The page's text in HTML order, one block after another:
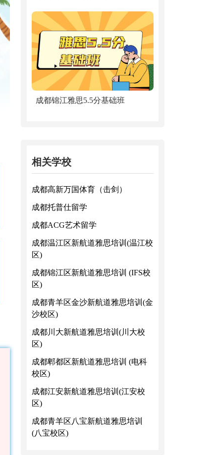
成都锦江雅思5.5分基础班
相关学校
成都高新万国体育（击剑）
成都托普仕留学
成都ACG艺术留学
成都温江区新航道雅思培训(温江校
区)
成都锦江区新航道雅思培训 (IFS校
区)
成都青羊区金沙新航道雅思培训(金
沙校区)
成都川大新航道雅思培训(川大校
区)
成都郫都区新航道雅思培训 (电科
校区)
成都江安新航道雅思培训(江安校
区)
成都青羊区八宝新航道雅思培训
(八宝校区)